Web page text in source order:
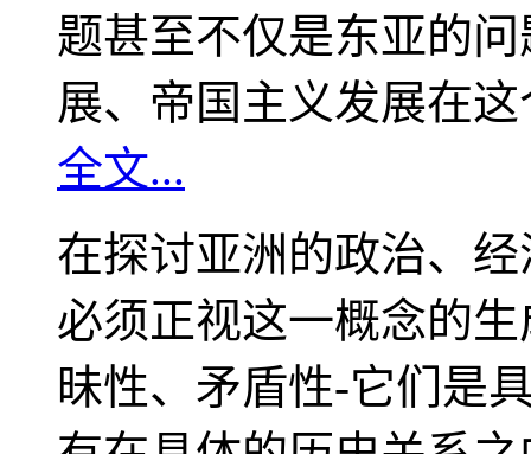
题甚至不仅是东亚的
展、帝国主义发展在
全文...
在探讨亚洲的政治、
必须正视这一概念的
昧性、矛盾性-它们是